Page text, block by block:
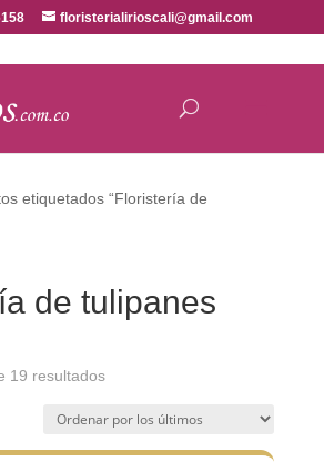
floristerialirioscali@gmail.com
etiquetados “Floristería de
de tulipanes
19 resultadosOrdenado
los
últimos